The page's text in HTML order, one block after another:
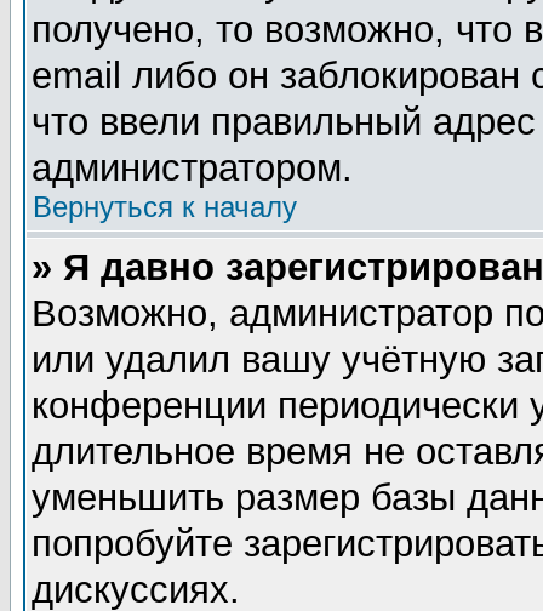
получено, то возможно, что
email либо он
что ввели правильный
администратором.
Вернуться к началу
» Я давно
Возможно, администратор
или удалил вашу учётную
конференции периодически
длительное время не
уменьшить размер базы
попробуйте
дискуссиях.